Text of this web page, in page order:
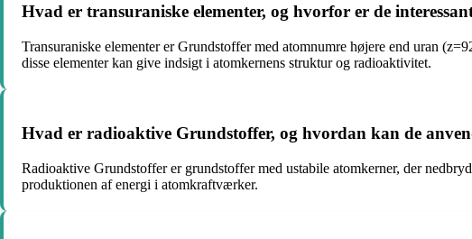
Hvad er transuraniske elementer, og hvorfor er de
Transuraniske elementer er Grundstoffer med atomnumre højere end uran
disse elementer kan give indsigt i atomkernens struktur og radioaktivitet.
Hvad er radioaktive Grundstoffer, og hvordan kan de
Radioaktive Grundstoffer er grundstoffer med ustabile atomkerner, der
produktionen af energi i atomkraftværker.